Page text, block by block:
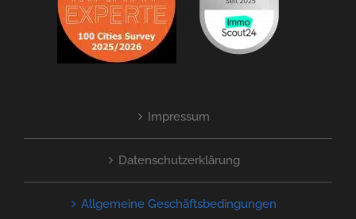
Impressum
Datenschutzerklärung
Allgemeine Geschäftsbedingungen